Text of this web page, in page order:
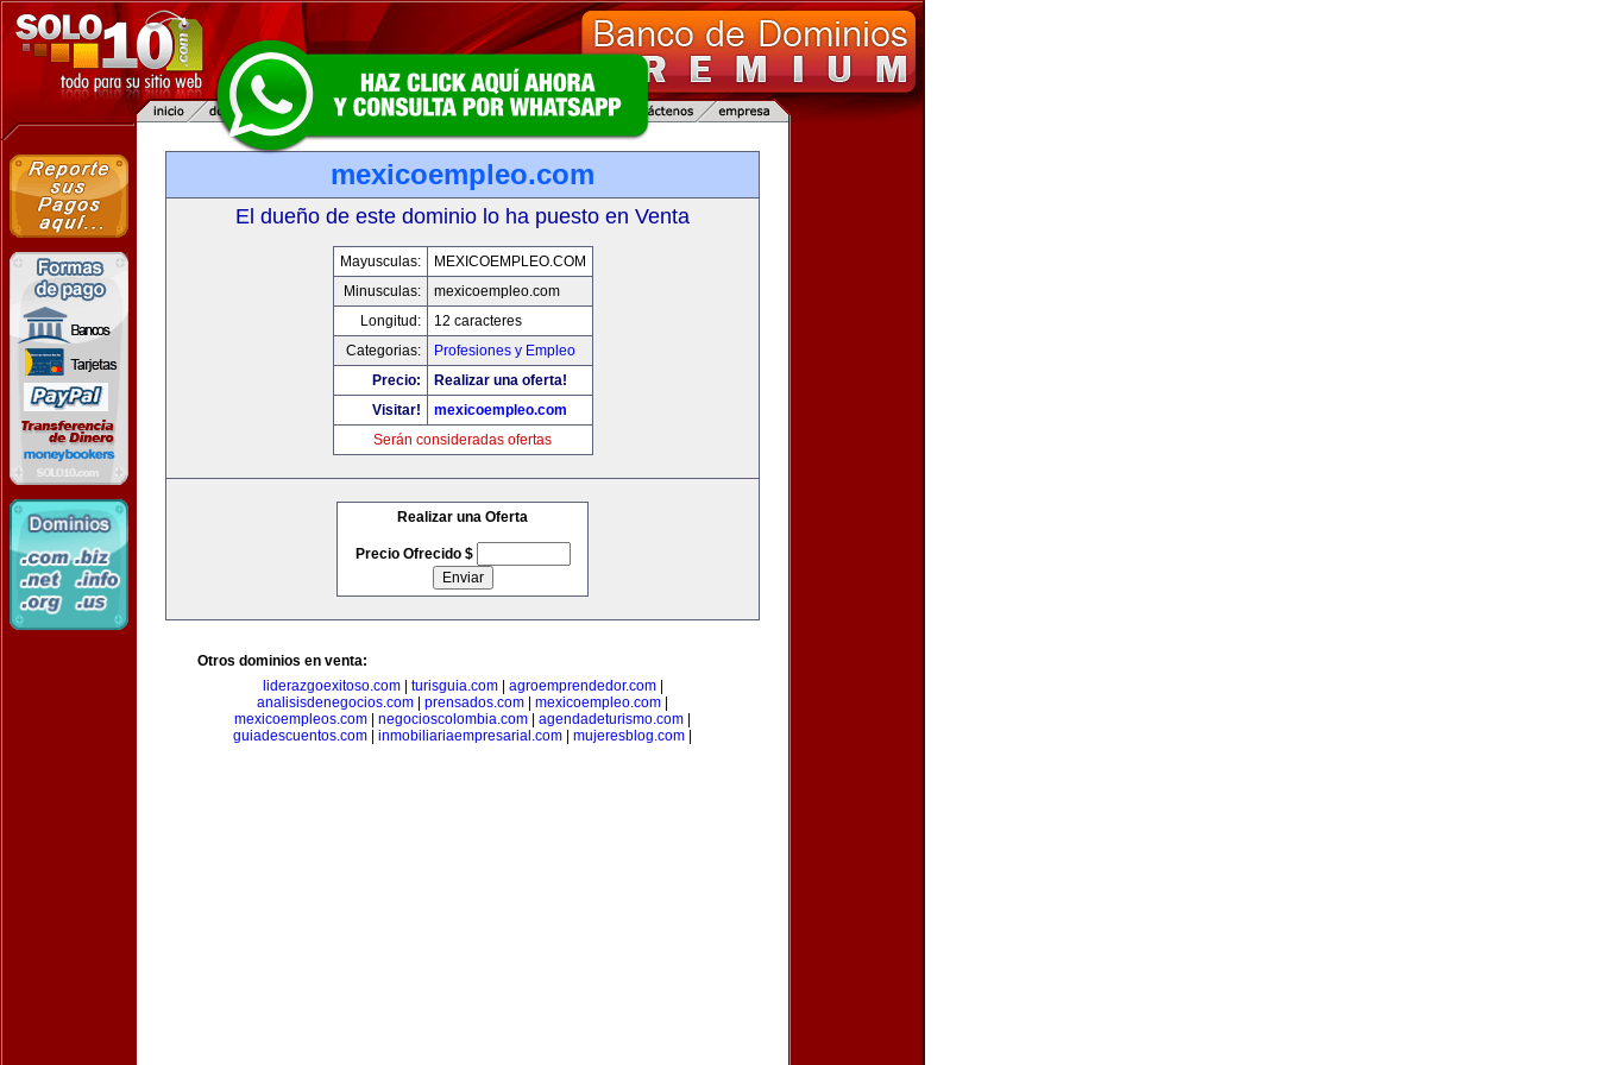
mexicoempleo.com
El dueño de este dominio lo ha puesto en Venta
Mayusculas:
MEXICOEMPLEO.COM
Minusculas:
mexicoempleo.com
Longitud:
12 caracteres
Categorias:
Profesiones y Empleo
Precio:
Realizar una oferta!
Visitar!
mexicoempleo.com
Serán consideradas ofertas
Realizar una Oferta
Precio Ofrecido $
Otros dominios en venta:
liderazgoexitoso.com| turisguia.com| agroemprendedor.com|
analisisdenegocios.com
prensados.com mexicoempleo.com
mexicoempleos.com
negocioscolombia.com agendadeturismo.com
guiadescuentos.com
inmobiliariaempresarial.com mujeresblog.com